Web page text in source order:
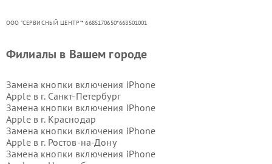
ООО "СЕРВИСНЫЙ ЦЕНТР"* 6685170650*668501001
Филиалы в Вашем городе
Замена кнопки включения iPhone
Apple в г. Санкт-Петербург
Замена кнопки включения iPhone
Apple в г. Краснодар
Замена кнопки включения iPhone
Apple в г. Ростов-на-Дону
Замена кнопки включения iPhone